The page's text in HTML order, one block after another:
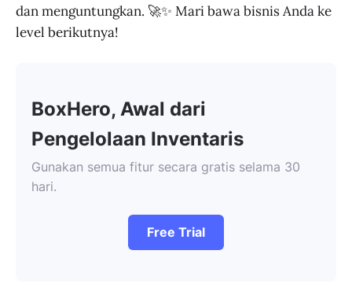
dan menguntungkan. 🚀✨ Mari bawa bisnis Anda ke
level berikutnya!
BoxHero, Awal dari
Pengelolaan Inventaris
Gunakan semua fitur secara gratis selama 30
hari.
Free Trial